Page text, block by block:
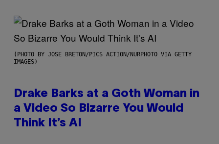
(PHOTO BY JOSE BRETON/PICS ACTION/NURPHOTO VIA GETTY
IMAGES)
Drake Barks at a Goth Woman in
a Video So Bizarre You Would
Think It’s AI